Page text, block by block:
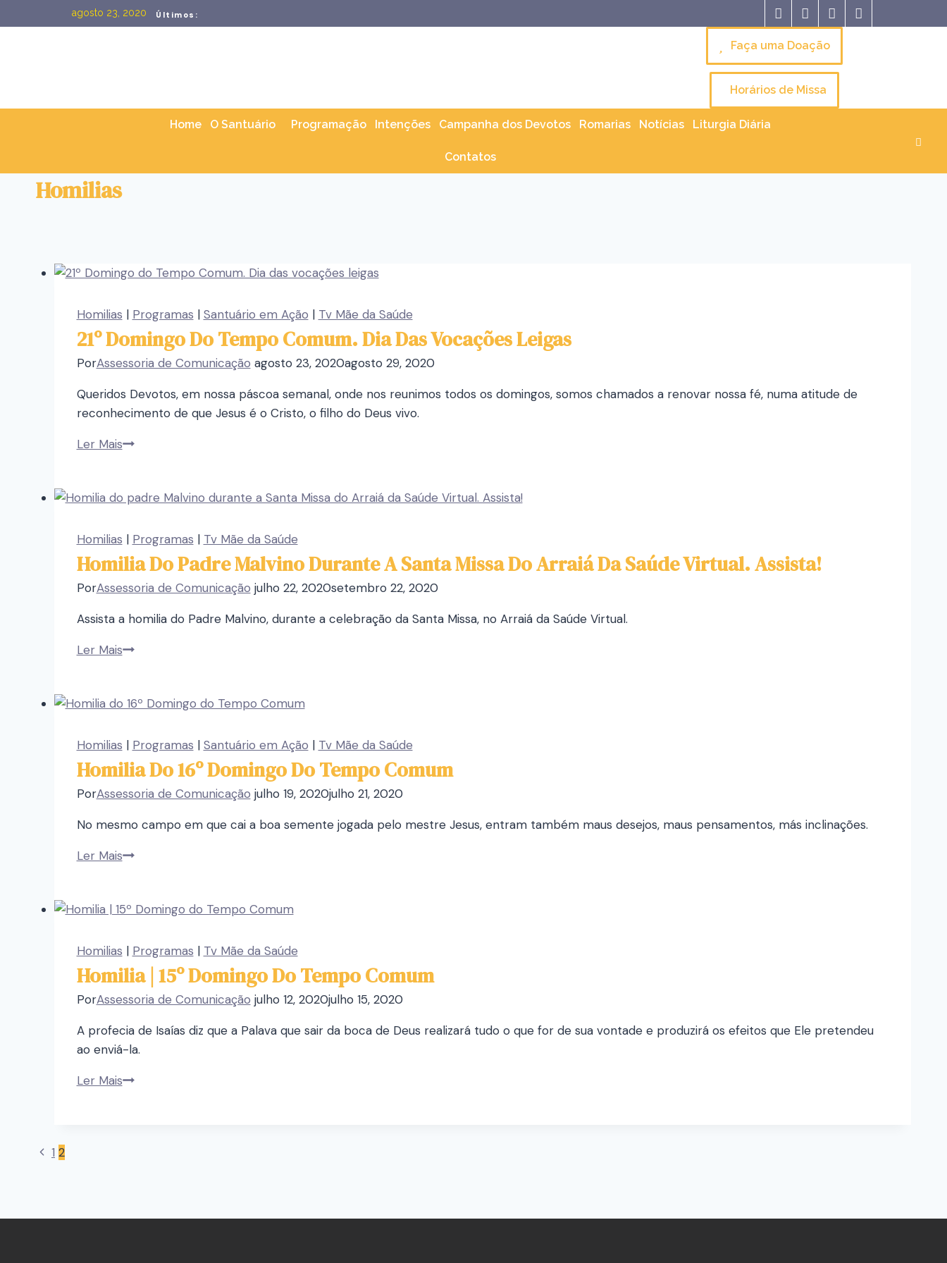
agosto 23, 2020 Últimos:
Faça uma Doação
Horários de Missa
Home O Santuário Programação Intenções Campanha dos Devotos Romarias Notícias Liturgia Diária
Contatos
Homilias
Homilias | Programas | Santuário em Ação | Tv Mãe da Saúde
21º Domingo Do Tempo Comum. Dia Das Vocações Leigas
PorAssessoria de Comunicação agosto 23, 2020agosto 29, 2020
Queridos Devotos, em nossa páscoa semanal, onde nos reunimos todos os domingos, somos chamados a renovar nossa fé, numa atitude de
reconhecimento de que Jesus é o Cristo, o filho do Deus vivo.
Ler Mais
Homilias | Programas | Tv Mãe da Saúde
Homilia Do Padre Malvino Durante A Santa Missa Do Arraiá Da Saúde Virtual. Assista!
PorAssessoria de Comunicação julho 22, 2020setembro 22, 2020
Assista a homilia do Padre Malvino, durante a celebração da Santa Missa, no Arraiá da Saúde Virtual.
Ler Mais
Homilias | Programas | Santuário em Ação | Tv Mãe da Saúde
Homilia Do 16º Domingo Do Tempo Comum
PorAssessoria de Comunicação julho 19, 2020julho 21, 2020
No mesmo campo em que cai a boa semente jogada pelo mestre Jesus, entram também maus desejos, maus pensamentos, más inclinações.
Ler Mais
Homilias | Programas | Tv Mãe da Saúde
Homilia | 15º Domingo Do Tempo Comum
PorAssessoria de Comunicação julho 12, 2020julho 15, 2020
A profecia de Isaías diz que a Palava que sair da boca de Deus realizará tudo o que for de sua vontade e produzirá os efeitos que Ele pretendeu
ao enviá-la.
Ler Mais
1 2